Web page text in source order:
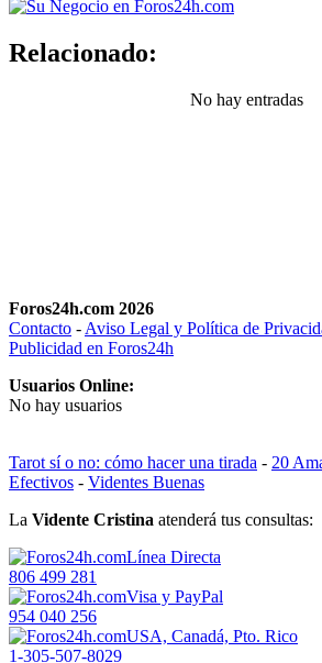
Relacionado:
No hay entradas
Foros24h.com 2026
Contacto - Aviso Legal y Política de
Publicidad en Foros24h
Usuarios Online:
No hay usuarios
Tarot sí o no: cómo hacer una tirada - 20
Efectivos - Videntes Buenas
La Vidente Cristina atenderá tus consultas:
Línea Directa
806 499 281
Visa y PayPal
954 040 256
USA, Canadá, Pto. Rico
1-305-507-8029